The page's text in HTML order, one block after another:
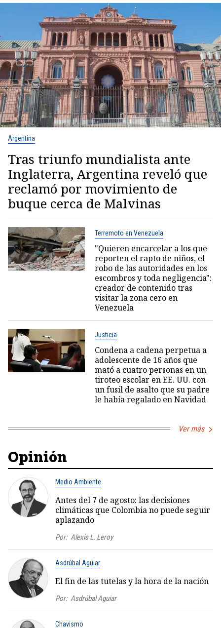
Argentina
Tras triunfo mundialista ante
Inglaterra, Argentina reveló que
reclamó por movimiento de
buque cerca de Malvinas
Terremoto en Venezuela
"Quieren encarcelar a los que
reporten el rapto de niños, el
robo de las autoridades en los
escombros y toda negligencia":
creador de contenido tras
visitar la zona cero en
Venezuela
Justicia
Condena a cadena perpetua a
adolescente de 16 años que
mató a cuatro personas en un
tiroteo escolar en EE. UU. con
un fusil de asalto que su padre
le había regalado en Navidad
Ver más
Opinión
Medio Ambiente
Antes del 7 de agosto: las decisiones
climáticas que Colombia no puede seguir
aplazando
Por: Alexis L. Leroy
Asdrúbal Aguiar
El fin de las tutelas y la hora de la nación
Por: Asdrúbal Aguiar
Chavismo